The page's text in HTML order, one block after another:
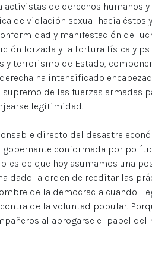
de derechos humanos y
de violación sexual hacia éstos
y manifestación de
forzada y la tortura física y
terrorismo de Estado,
ha intensificado
de las fuerzas armadas
legitimidad.
directo del desastre
gobernante conformada por
de que hoy asumamos una
dado la orden de reeditar las
de la democracia cuando
de la voluntad popular.
al abrogarse el papel del